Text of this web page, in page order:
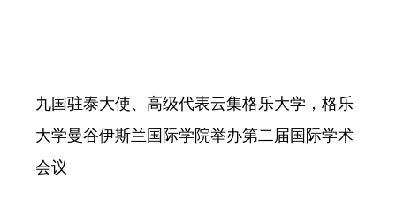
九国驻泰大使、高级代表云集格乐大学，格乐
大学曼谷伊斯兰国际学院举办第二届国际学术
会议